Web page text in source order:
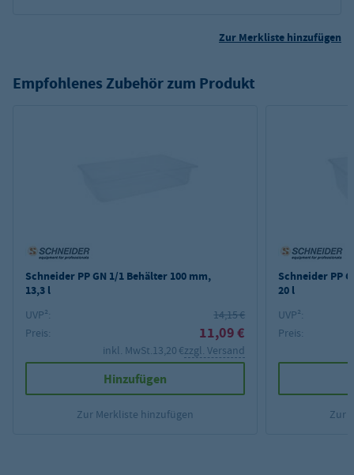
Zur Merkliste hinzufügen
Empfohlenes Zubehör zum Produkt
Schneider PP GN 1/1 Behälter 100 mm,
13,3 l
UVP²:
14,15 €
Preis:
11,09 €
inkl. MwSt.13,20 €zzgl. Versand
Hinzufügen
Zur Merkliste hinzufügen
Schneider PP
20 l
UVP²:
Preis:
Zur